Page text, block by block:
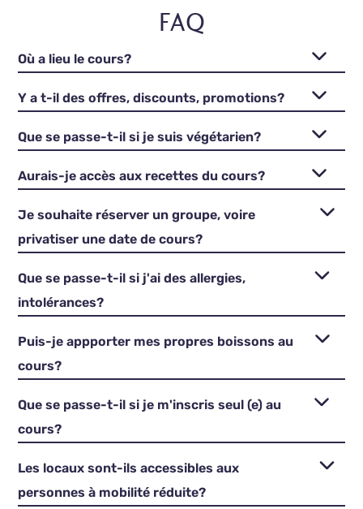
FAQ
Où a lieu le cours?
Y a t-il des offres, discounts, promotions?
Que se passe-t-il si je suis végétarien?
Aurais-je accès aux recettes du cours?
Je souhaite réserver un groupe, voire
privatiser une date de cours?
Que se passe-t-il si j'ai des allergies,
intolérances?
Puis-je appporter mes propres boissons au
cours?
Que se passe-t-il si je m'inscris seul (e) au
cours?
Les locaux sont-ils accessibles aux
personnes à mobilité réduite?